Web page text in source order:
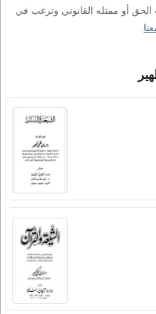
أو ممثله القانوني وترغب في